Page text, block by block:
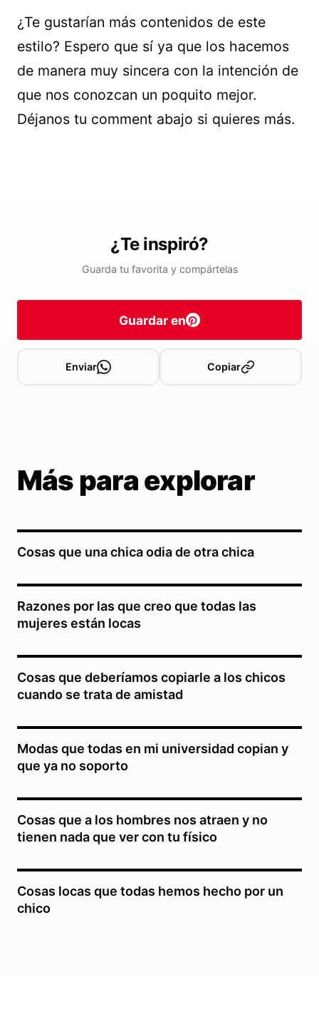
¿Te gustarían más contenidos de este
estilo? Espero que sí ya que los hacemos
de manera muy sincera con la intención de
que nos conozcan un poquito mejor.
Déjanos tu comment abajo si quieres más.
¿Te inspiró?
Guarda tu favorita y compártelas
Guardar en
Enviar Copiar
Más para explorar
Cosas que una chica odia de otra chica
Razones por las que creo que todas las
mujeres están locas
Cosas que deberíamos copiarle a los chicos
cuando se trata de amistad
Modas que todas en mi universidad copian y
que ya no soporto
Cosas que a los hombres nos atraen y no
tienen nada que ver con tu físico
Cosas locas que todas hemos hecho por un
chico